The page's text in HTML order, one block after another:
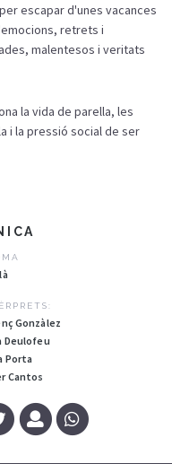
escapar d'unes vacances
retrets i
malentesos i veritats
la vida de parella, les
i la pressió social de ser
Gonzàlez
Deulofeu
Porta
Cantos